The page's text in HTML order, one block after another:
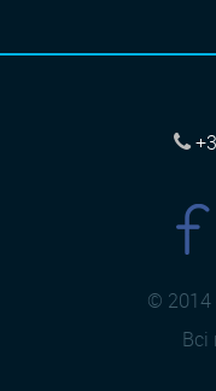
© 2014